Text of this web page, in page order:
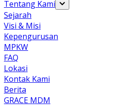
Tentang Kami
Sejarah
Visi & Misi
Kepengurusan
MPKW
FAQ
Lokasi
Kontak Kami
Berita
GRACE MDM